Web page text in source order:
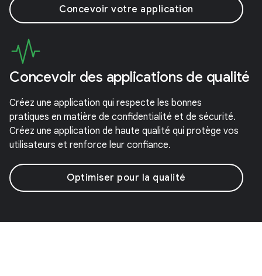
Concevoir votre application
Concevoir des applications de qualité
Créez une application qui respecte les bonnes
pratiques en matière de confidentialité et de sécurité.
Créez une application de haute qualité qui protège vos
utilisateurs et renforce leur confiance.
Optimiser pour la qualité